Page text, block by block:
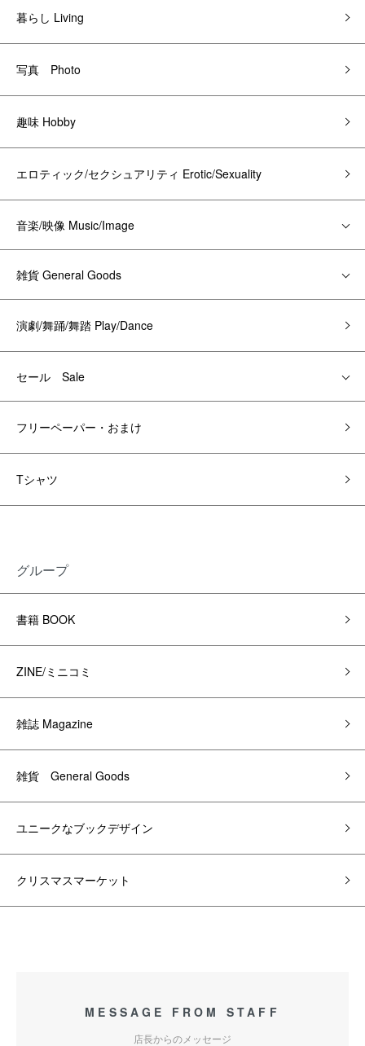
暮らし Living
写真 Photo
趣味 Hobby
エロティック/セクシュアリティ Erotic/Sexuality
音楽/映像 Music/Image
雑貨 General Goods
演劇/舞踊/舞踏 Play/Dance
セール Sale
フリーペーパー・おまけ
Tシャツ
グループ
書籍 BOOK
ZINE/ミニコミ
雑誌 Magazine
雑貨 General Goods
ユニークなブックデザイン
クリスマスマーケット
MESSAGE FROM STAFF
店長からのメッセージ